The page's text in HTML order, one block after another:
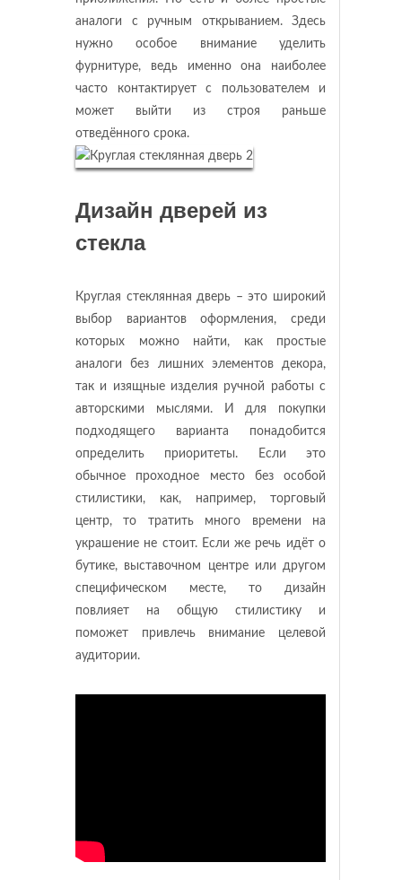
аналоги с ручным открыванием. Здесь
нужно особое внимание уделить
фурнитуре, ведь именно она наиболее
часто контактирует с пользователем и
может выйти из строя раньше
отведённого срока.
Дизайн дверей из
стекла
Круглая стеклянная дверь – это широкий
выбор вариантов оформления, среди
которых можно найти, как простые
аналоги без лишних элементов декора,
так и изящные изделия ручной работы с
авторскими мыслями. И для покупки
подходящего варианта понадобится
определить приоритеты. Если это
обычное проходное место без особой
стилистики, как, например, торговый
центр, то тратить много времени на
украшение не стоит. Если же речь идёт о
бутике, выставочном центре или другом
специфическом месте, то дизайн
повлияет на общую стилистику и
поможет привлечь внимание целевой
аудитории.